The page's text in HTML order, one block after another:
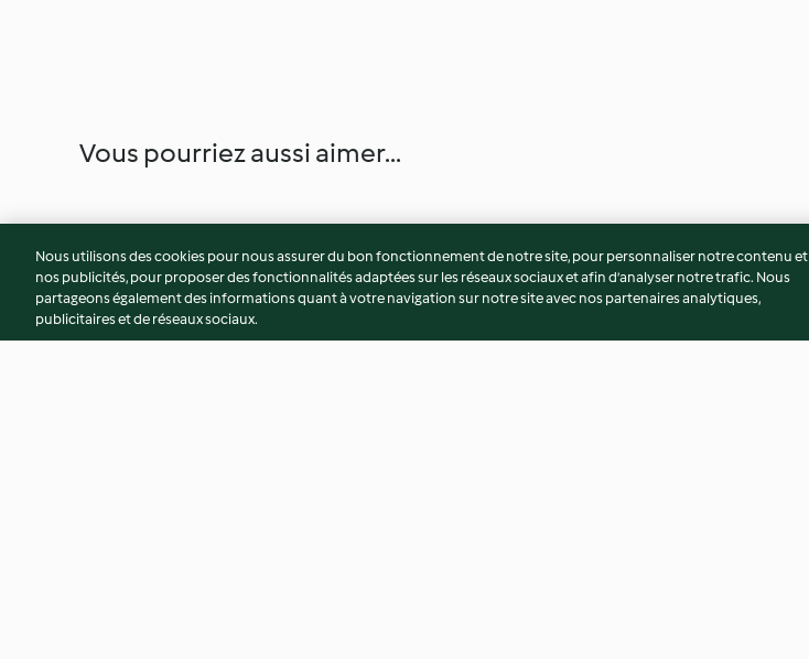
Vous pourriez aussi aimer...
Nous utilisons des cookies pour nous assurer du bon fonctionnement de notre site, pour personnaliser notre contenu et
nos publicités, pour proposer des fonctionnalités adaptées sur les réseaux sociaux et afin d’analyser notre trafic. Nous
partageons également des informations quant à votre navigation sur notre site avec nos partenaires analytiques,
publicitaires et de réseaux sociaux.